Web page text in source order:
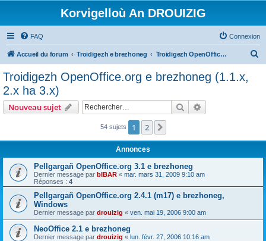
Korvigelloù An DROUIZIG
FAQ Connexion
Accueil du forum Troidigezh e brezhoneg Troidigezh OpenOffice.org e brezhoneg (1.1.x, 2.x ha 3.x)
c
Troidigezh OpenOffice.org e brezhoneg (1.1.x,
2.x ha 3.x)
Nouveau sujet Rechercher
54 sujets 1 2
Annonces
Pellgargañ OpenOffice.org 3.1 e brezhoneg
Dernier message par bIBAR « mar. mars 31, 2009 9:10 am
Réponses : 4
Pellgargañ OpenOffice.org 2.4.1 (m17) e brezhoneg,
Windows
Dernier message par drouizig « ven. mai 19, 2006 9:00 am
NeoOffice 2.1 e brezhoneg
Dernier message par drouizig « lun. févr. 27, 2006 10:16 am